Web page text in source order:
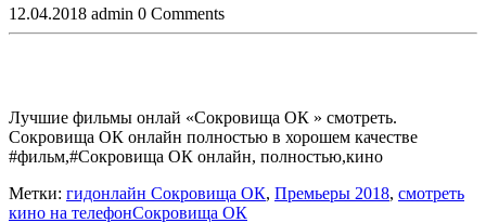
12.04.2018 admin 0 Comments
Лучшие фильмы онлай «Сокровища ОК » смотреть.
Сокровища ОК онлайн полностью в хорошем качестве
#фильм,#Сокровища ОК онлайн, полностью,кино
Метки: гидонлайн Сокровища ОК, Премьеры 2018, смотреть
кино на телефонСокровища ОК